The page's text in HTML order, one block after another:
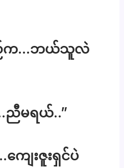
ည်က…ဘယ်သူလဲ
မရယ်..”
ျေးဇူးရှင်ပဲ